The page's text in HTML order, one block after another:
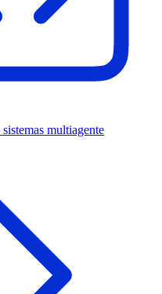
multiagente